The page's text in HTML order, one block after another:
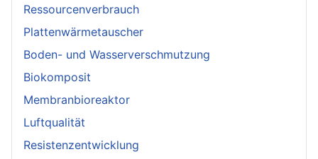
Ressourcenverbrauch
Plattenwärmetauscher
Boden- und Wasserverschmutzung
Biokomposit
Membranbioreaktor
Luftqualität
Resistenzentwicklung